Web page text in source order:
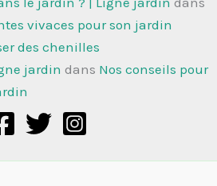
vivaces pour son jardin
des chenilles
jardin dans Nos conseils pour